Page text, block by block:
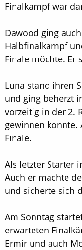
Finalkampf war
Dawood ging
Halbfinalkampf
Finale möchte. Er
Luna stand ihren
und ging beherzt
vorzeitig in der 2.
gewinnen konnte.
Finale.
Als letzter Starter
Auch er machte
und sicherte sich
Am Sonntag
erwarteten
Ermir und auch